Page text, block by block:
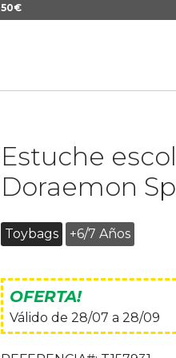
Estuche
Doraemon
Toybags +6/7 Años
OFERTA!
Válido de 28/07 a 28/09